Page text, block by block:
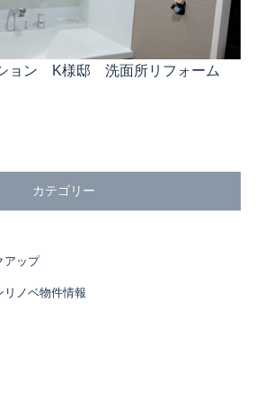
ョン K様邸 洗面所リフォーム
カテゴリー
アップ
リノベ物件情報